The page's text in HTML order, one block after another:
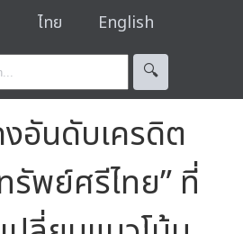
ไทย English
🔍︎
อันดับเครดิต
รัพย์ศรีไทย” ที่